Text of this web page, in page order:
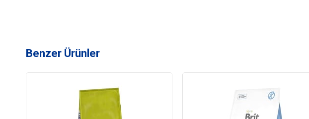
Benzer Ürünler